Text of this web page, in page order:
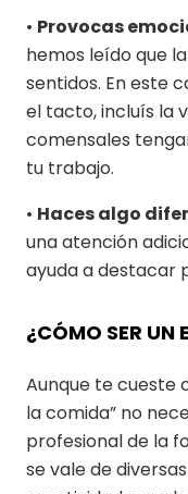
• Provocas
hemos leído que
sentidos. En este
el tacto, incluís la
comensales
tu trabajo.
• Haces algo
una atención
ayuda a destacar
¿CÓMO SER UN
Aunque te cueste
la comida” no
profesional de la
se vale de